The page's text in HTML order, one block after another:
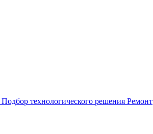
Подбор технологического решения Ремонт